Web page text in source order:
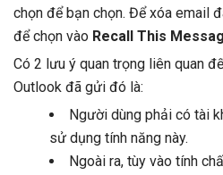
chọn để bạn chọn. Để xóa email
để chọn vào Recall This
Có 2 lưu ý quan trọng liên quan
Outlook đã gửi đó là:
Người dùng phải có tài
sử dụng tính năng này.
Ngoài ra, tùy vào tính